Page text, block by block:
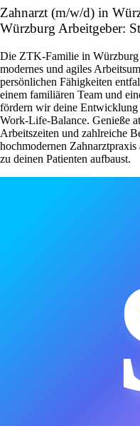
Zahnarzt (m/w/d) in
Würzburg Arbeitgeber:
Die ZTK-Familie in Würzburg
modernes und agiles
persönlichen Fähigkeiten
einem familiären Team und
fördern wir deine Entwicklung
Work-Life-Balance. Genieße
Arbeitszeiten und zahlreiche
hochmodernen
zu deinen Patienten aufbaust.